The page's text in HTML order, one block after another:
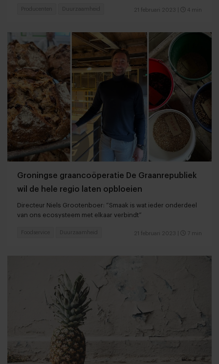
21 februari 2023 4 min
Producenten Duurzaamheid
Groningse graancoöperatie De Graanrepubliek
wil de hele regio laten opbloeien
Directeur Niels Grootenboer: “Smaak is wat ieder onderdeel
van ons ecosysteem met elkaar verbindt”
21 februari 2023 7 min
Foodservice Duurzaamheid